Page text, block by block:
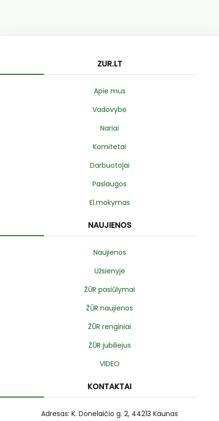
ZUR.LT
Apie mus
Vadovybė
Nariai
Komitetai
Darbuotojai
Paslaugos
El.mokymas
NAUJIENOS
Naujienos
Užsienyje
ŽŪR pasiūlymai
ŽŪR naujienos
ŽŪR renginiai
ŽŪR jubiliejus
VIDEO
KONTAKTAI
Adresas: K. Donelaičio g. 2, 44213 Kaunas